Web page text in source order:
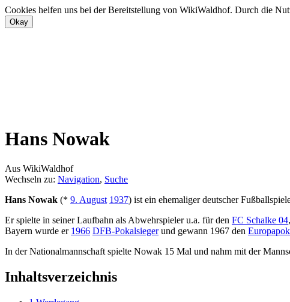
Cookies helfen uns bei der Bereitstellung von WikiWaldhof. Durch die
Hans Nowak
Aus WikiWaldhof
Wechseln zu: Navigation, Suche
Hans Nowak (* 9. August 1937) ist ein ehemaliger deutscher
Er spielte in seiner Laufbahn als Abwehrspieler u.a. für den FC Schalke 04,
Bayern wurde er 1966 DFB-Pokalsiegerund gewann 1967 den
In der Nationalmannschaft spielte Nowak 15 Mal und nahm mit der
Inhaltsverzeichnis